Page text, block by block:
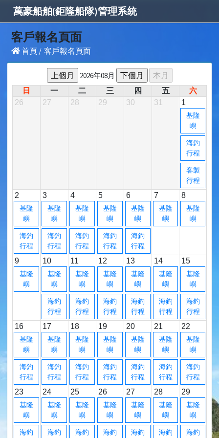
萬豪船舶(鉅隆船隊)管理系統
客戶報名頁面
首頁 / 客戶報名頁面
2026年08月
日 一 二 三 四 五
六
26
27 28 29 30 31 1
基隆
嶼
海釣
行程
客製
行程
2
基隆
嶼
海釣
行程
3
基隆
嶼
海釣
行程
4
基隆
嶼
海釣
行程
5
基隆
嶼
海釣
行程
6
基隆
嶼
海釣
行程
7
基隆
嶼
8
基隆
嶼
9
基隆
嶼
10
基隆
嶼
海釣
行程
11
基隆
嶼
海釣
行程
12
基隆
嶼
海釣
行程
13
基隆
嶼
海釣
行程
14
基隆
嶼
海釣
行程
15
基隆
嶼
海釣
行程
16
基隆
嶼
海釣
行程
17
基隆
嶼
海釣
行程
18
基隆
嶼
海釣
行程
19
基隆
嶼
海釣
行程
20
基隆
嶼
海釣
行程
21
基隆
嶼
海釣
行程
22
基隆
嶼
海釣
行程
23
基隆
嶼
海釣
24
基隆
嶼
海釣
25
基隆
嶼
海釣
26
基隆
嶼
海釣
27
基隆
嶼
海釣
28
基隆
嶼
海釣
29
基隆
嶼
海釣